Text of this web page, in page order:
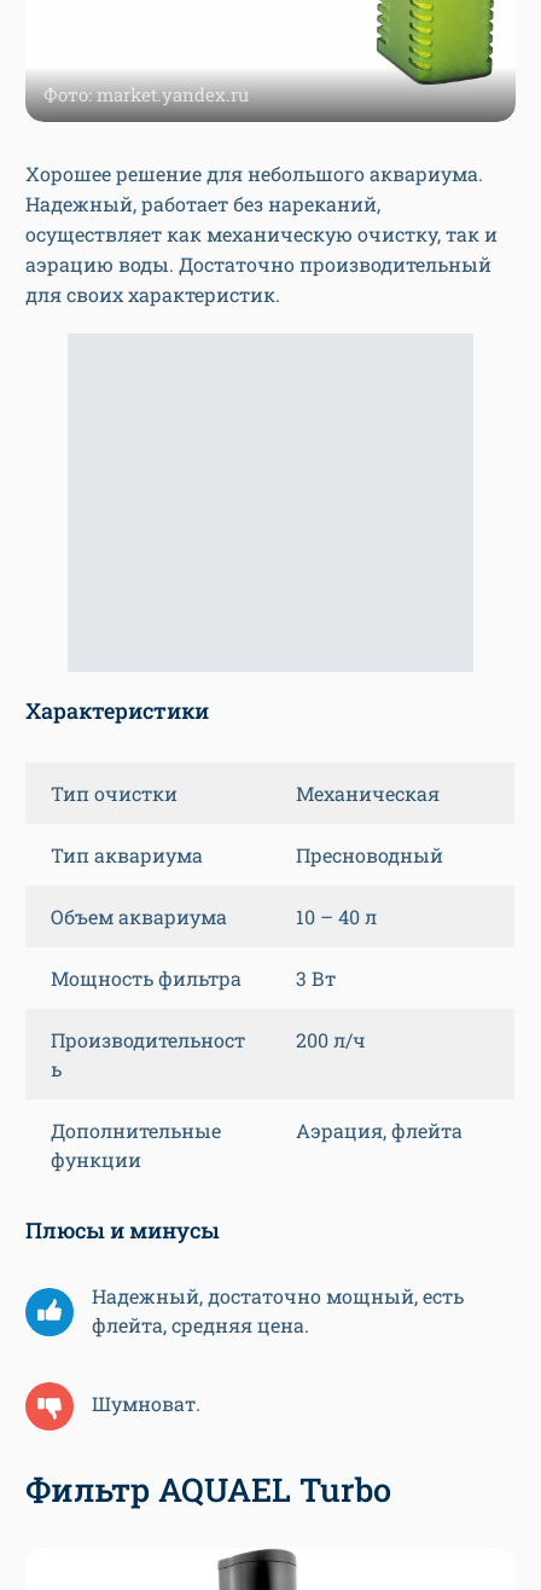
Фото: market.yandex.ru
Хорошее решение для небольшого аквариума.
Надежный, работает без нареканий,
осуществляет как механическую очистку, так и
аэрацию воды. Достаточно производительный
для своих характеристик.
Характеристики
Тип очистки Механическая
Тип аквариума Пресноводный
Объем аквариума 10 – 40 л
Мощность фильтра 3 Вт
Производительност
ь
200 л/ч
Дополнительные
функции
Аэрация, флейта
Плюсы и минусы
Надежный, достаточно мощный, есть
флейта, средняя цена.
Шумноват.
Фильтр AQUAEL Turbo